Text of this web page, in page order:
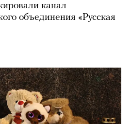
канал
объединения «Русская